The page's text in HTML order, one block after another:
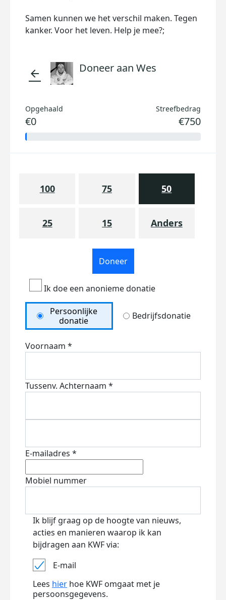
Samen kunnen we het verschil maken. Tegen
kanker. Voor het leven. Help je mee?;
arrow_back Doneer aan Wes
Opgehaald
€0
Streefbedrag
€750
100 75 50
25 15 Anders
Doneer
Ik doe een anonieme donatie
Persoonlijke
donatie
Bedrijfsdonatie
Voornaam *
Tussenv. Achternaam *
E-mailadres *
Mobiel nummer
Ik blijf graag op de hoogte van nieuws,
acties en manieren waarop ik kan
bijdragen aan KWF via:
E-mail
Lees hier hoe KWF omgaat met je
persoonsgegevens.